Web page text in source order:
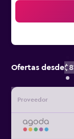
Ofertas desde
Proveedor